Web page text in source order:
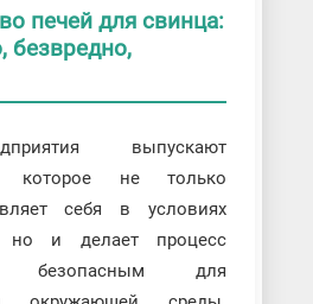
печей для свинца:
безвредно,
выпускают
которое не только
себя в условиях
но и делает процесс
безопасным для